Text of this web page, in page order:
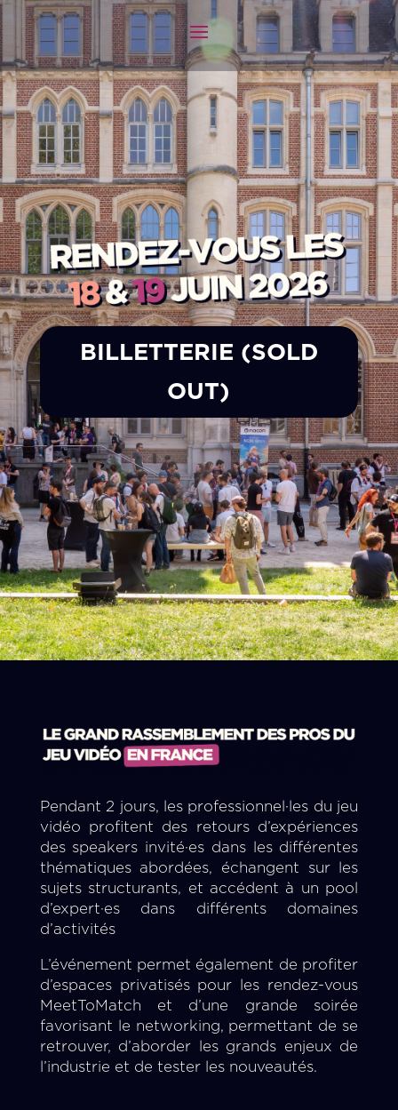
BILLETTERIE (SOLD
OUT)
Pendant 2 jours, les professionnel·les du jeu
vidéo profitent des retours d’expériences
des speakers invité·es dans les différentes
thématiques abordées, échangent sur les
sujets structurants, et accédent à un pool
d’expert·es dans différents domaines
d’activités
L’événement permet également de profiter
d’espaces privatisés pour les rendez-vous
MeetToMatch et d’une grande soirée
favorisant le networking, permettant de se
retrouver, d’aborder les grands enjeux de
l’industrie et de tester les nouveautés.